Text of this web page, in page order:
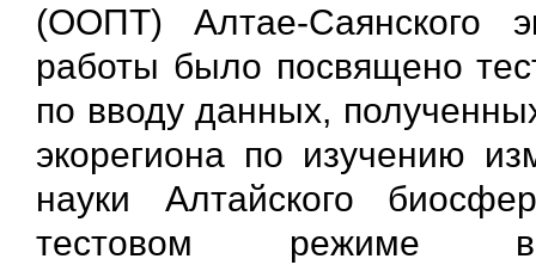
(ООПТ) Алтае-Саянского
работы было посвящено
по вводу данных,
экорегиона по изучению
науки Алтайского
тестовом режиме